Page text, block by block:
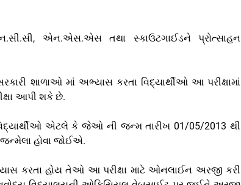
એન.એસ.એસ તથા સ્કાઉટગાઈડને પ્રોત્સાહન
શાળાઓ માં અભ્યાસ કરતા વિદ્યાર્થીઓ આ પરીક્ષામાં
આપી શકે છે.
એટલે કે જેઓ ની જન્મ તારીખ 01/05/2013 થી
હોવા જોઈએ.
કરતા હોય તેઓ આ પરીક્ષા માટે ઓનલાઈન અરજી કરી